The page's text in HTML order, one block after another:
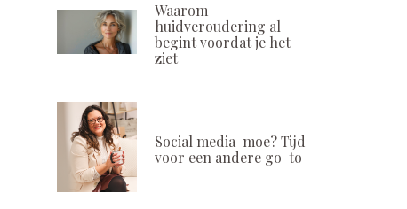
Waarom
huidveroudering al
begint voordat je het
ziet
Social media-moe? Tijd
voor een andere go-to